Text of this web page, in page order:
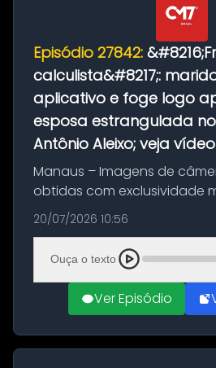
Episódio 27842:
calculista&#8217;:
aplicativo e foge logo
esposa estrangulada
Antônio Aleixo; veja vídeo
Manaus – Imagens de
obtidas com exclusividade
momento da fuga do
morte de Larissa Araújo, de
ocorreu na noite deste último
20/07/2026 10:56
Ouça o texto
Ver Episódio